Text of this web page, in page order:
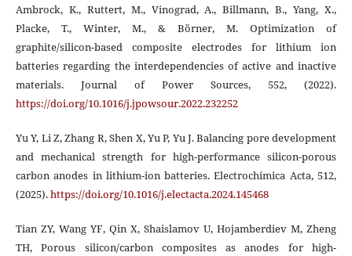
Ambrock, K., Ruttert, M., Vinograd, A., Billmann, B., Yang, X.,
Placke, T., Winter, M., & Börner, M. Optimization of
graphite/silicon-based composite electrodes for lithium ion
batteries regarding the interdependencies of active and inactive
materials. Journal of Power Sources, 552, (2022).
https://doi.org/10.1016/j.jpowsour.2022.232252
Yu Y, Li Z, Zhang R, Shen X, Yu P, Yu J. Balancing pore development
and mechanical strength for high-performance silicon-porous
carbon anodes in lithium-ion batteries. Electrochimica Acta, 512,
(2025).https://doi.org/10.1016/j.electacta.2024.145468
Tian ZY, Wang YF, Qin X, Shaislamov U, Hojamberdiev M, Zheng
TH, Porous silicon/carbon composites as anodes for high-